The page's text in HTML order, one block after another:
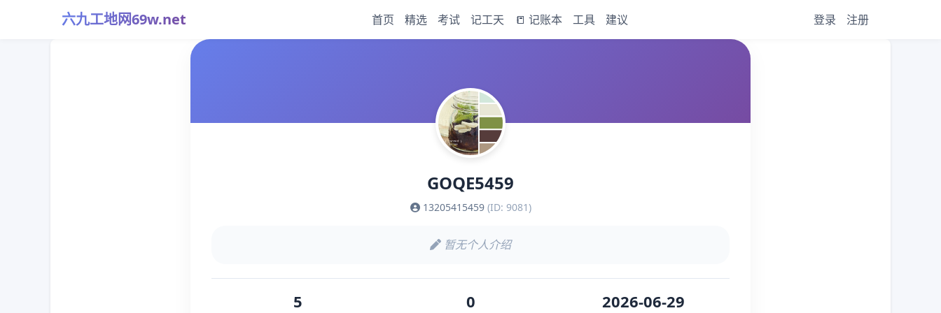
六九工地网69w.net 首页 精选 考试 记工天 📒 记账本 工具 建议 登录 注册
GOQE5459
13205415459 (ID: 9081)
暂无个人介绍
5 0 2026-06-29